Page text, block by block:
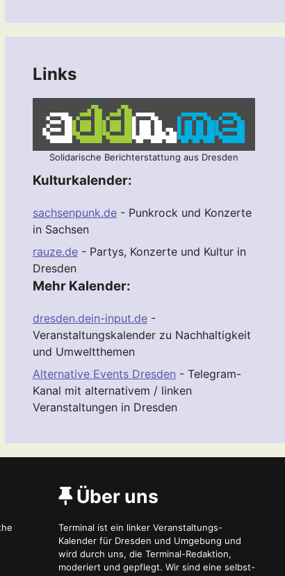
Links
Solidarische Berichterstattung aus Dresden
Kulturkalender:
sachsenpunk.de- Punkrock und Konzerte
in Sachsen
rauze.de- Partys, Konzerte und Kultur in
Dresden
Mehr Kalender:
dresden.dein-input.de-
Veranstaltungskalender zu Nachhaltigkeit
und Umweltthemen
Alternative Events Dresden - Telegram-
Kanal mit alternativem / linken
Veranstaltungen in Dresden
Über uns
Terminal ist ein linker Veranstaltungs-
Kalender für Dresden und Umgebung und
wird durch uns, die Terminal-Redaktion,
moderiert und gepflegt. Wir sind eine selbst-